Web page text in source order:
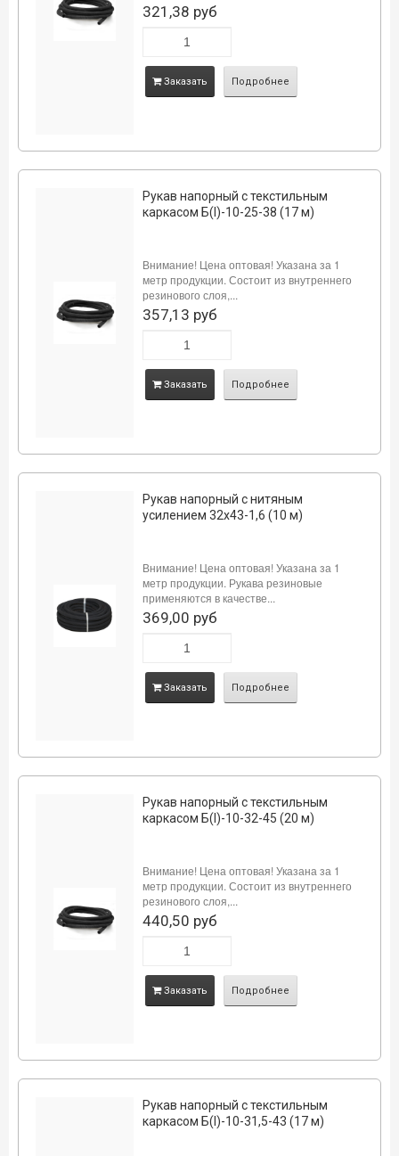
321,38 руб
Заказать Подробнее
Рукав напорный с текстильным
каркасом Б(I)-10-25-38 (17 м)
Внимание! Цена оптовая! Указана за 1
метр продукции. Состоит из внутреннего
резинового слоя,...
357,13 руб
Заказать Подробнее
Рукав напорный с нитяным
усилением 32х43-1,6 (10 м)
Внимание! Цена оптовая! Указана за 1
метр продукции. Рукава резиновые
применяются в качестве...
369,00 руб
Заказать Подробнее
Рукав напорный с текстильным
каркасом Б(I)-10-32-45 (20 м)
Внимание! Цена оптовая! Указана за 1
метр продукции. Состоит из внутреннего
резинового слоя,...
440,50 руб
Заказать Подробнее
Рукав напорный с текстильным
каркасом Б(I)-10-31,5-43 (17 м)